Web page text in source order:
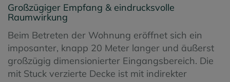
Großzügiger Empfang & eindrucksvolle
Raumwirkung
Beim Betreten der Wohnung eröffnet sich ein
imposanter, knapp 20 Meter langer und äußerst
großzügig dimensionierter Eingangsbereich. Die
mit Stuck verzierte Decke ist mit indirekter